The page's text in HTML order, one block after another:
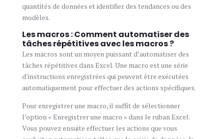
quantités de données et identifier des tendances ou des
modèles.
Les macros : Comment automatiser des
tâches répétitives avec les macros ?
Les macros sont un moyen puissant d’automatiser des
tâches répétitives dans Excel. Une macro est une série
d’instructions enregistrées qui peuvent être exécutées
automatiquement pour effectuer des actions spécifiques.
Pour enregistrer une macro, il suffit de sélectionner
l’option « Enregistrer une macro » dans le ruban Excel.
Vous pouvez ensuite effectuer les actions que vous